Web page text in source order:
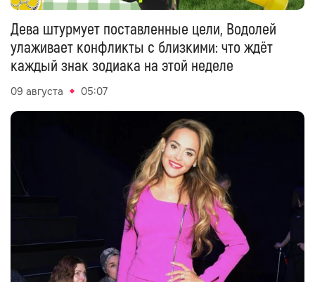
Дева штурмует поставленные цели, Водолей
улаживает конфликты с близкими: что ждёт
каждый знак зодиака на этой неделе
09 августа 05:07